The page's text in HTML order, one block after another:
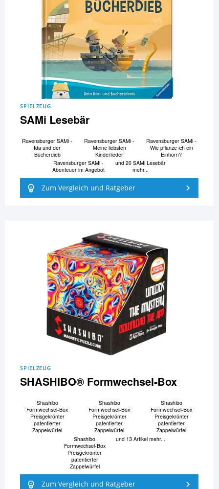
SPIELZEUG
SAMi Lesebär
Ravensburger SAMi -
Ida und der
Bücherdieb
Ravensburger SAMi -
Meine liebsten
Kinderlieder
Ravensburger SAMi -
Wie pflanze ich ein
Einhorn?
Ravensburger SAMi -
Abenteuer im Angebot
und 20 SAMi Lesebär
mehr...
Zum Vergleich und Ratgeber
SPIELZEUG
SHASHIBO® Formwechsel-Box
Shashibo
Formwechsel-Box
Preisgekrönter
patentierter
Zappelwürfel
Shashibo
Formwechsel-Box
Preisgekrönter
patentierter
Zappelwürfel
Shashibo
Formwechsel-Box
Preisgekrönter
patentierter
Zappelwürfel
Shashibo
Formwechsel-Box
Preisgekrönter
patentierter
Zappelwürfel
und 13 Artikel mehr...
Zum Vergleich und Ratgeber